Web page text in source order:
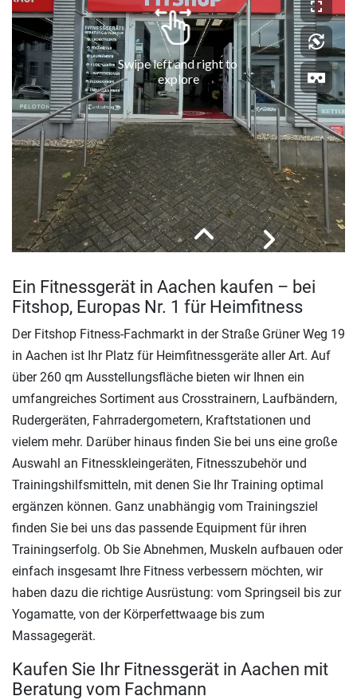
Ein Fitnessgerät in Aachen kaufen – bei
Fitshop, Europas Nr. 1 für Heimfitness
Der Fitshop Fitness-Fachmarkt in der Straße Grüner Weg 19
in Aachen ist Ihr Platz für Heimfitnessgeräte aller Art. Auf
über 260 qm Ausstellungsfläche bieten wir Ihnen ein
umfangreiches Sortiment aus Crosstrainern, Laufbändern,
Rudergeräten, Fahrradergometern, Kraftstationen und
vielem mehr. Darüber hinaus finden Sie bei uns eine große
Auswahl an Fitnesskleingeräten, Fitnesszubehör und
Trainingshilfsmitteln, mit denen Sie Ihr Training optimal
ergänzen können. Ganz unabhängig vom Trainingsziel
finden Sie bei uns das passende Equipment für ihren
Trainingserfolg. Ob Sie Abnehmen, Muskeln aufbauen oder
einfach insgesamt Ihre Fitness verbessern möchten, wir
haben dazu die richtige Ausrüstung: vom Springseil bis zur
Yogamatte, von der Körperfettwaage bis zum
Massagegerät.
Kaufen Sie Ihr Fitnessgerät in Aachen mit
Beratung vom Fachmann